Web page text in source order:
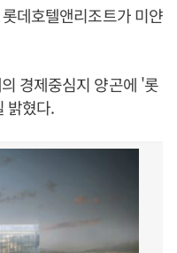
데호텔앤리조트가 미얀
경제중심지 양곤에 '롯
밝혔다.